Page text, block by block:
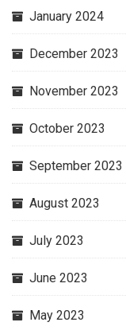
January 2024
December 2023
November 2023
October 2023
September 2023
August 2023
July 2023
June 2023
May 2023